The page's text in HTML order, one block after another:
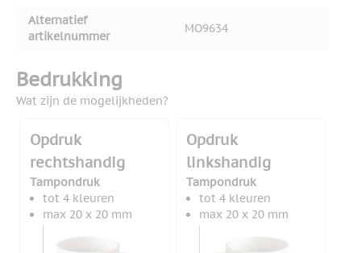
Alternatief
artikelnummer
MO9634
Bedrukking
Wat zijn de mogelijkheden?
Opdruk
rechtshandig
Tampondruk
tot 4 kleuren
max 20 x 20 mm
Opdruk
linkshandig
Tampondruk
tot 4 kleuren
max 20 x 20 mm